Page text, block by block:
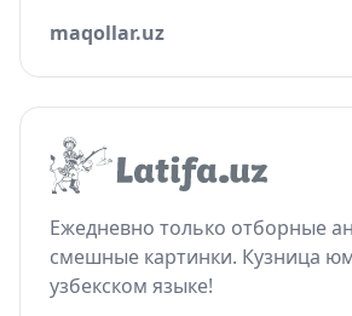
maqollar.uz
Ежедневно только отборные
смешные картинки. Кузница
узбекском языке!